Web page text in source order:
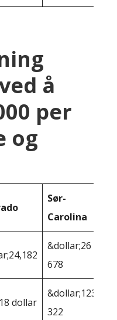
å
per
og
Sør-
Carolina
&dollar;26
678
dollar
&dollar;123
322